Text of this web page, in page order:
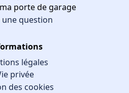
porte de garage
une question
légales
privée
des cookies